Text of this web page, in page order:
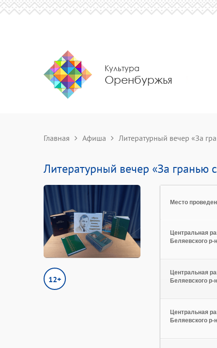
Культура
Оренбуржья
Главная Афиша Литературный вечер «За
Литературный вечер «За гранью
12+
Место
Центральная
Беляевского р-
Центральная
Беляевского р-
Центральная
Беляевского р-